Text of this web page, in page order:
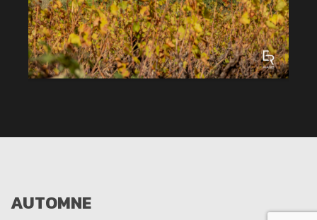
AUTOMNE